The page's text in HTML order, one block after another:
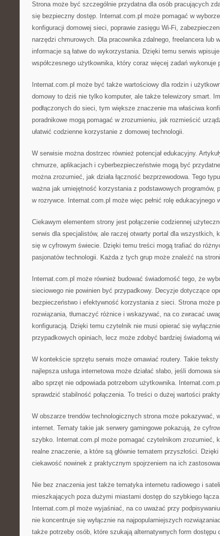
Strona może być szczególnie przydatna dla osób pracujących
się bezpieczny dostęp. Internat.com.pl może pomagać w
konfiguracji domowej sieci, poprawie zasięgu Wi-Fi,
narzędzi chmurowych. Dla pracownika zdalnego, freelancera lub
informacje są łatwe do wykorzystania. Dzięki temu serwis
współczesnego użytkownika, który coraz więcej zadań wykonuje
Internat.com.pl może być także wartościowy dla rodzin i
domowy to dziś nie tylko komputer, ale także telewizory smart.
podłączonych do sieci, tym większe znaczenie ma właściwa
poradnikowe mogą pomagać w zrozumieniu, jak rozmieścić
ułatwić codzienne korzystanie z domowej technologii.
W serwisie można dostrzec również potencjał edukacyjny.
chmurze, aplikacjach i cyberbezpieczeństwie mogą być
można zrozumieć, jak działa łączność bezprzewodowa. Tego
ważna jak umiejętność korzystania z podstawowych programów,
w rozrywce. Internat.com.pl może więc pełnić rolę edukacyjnego
Ciekawym elementem strony jest połączenie codziennej
serwis dla specjalistów, ale raczej otwarty portal dla wszystkich,
się w cyfrowym świecie. Dzięki temu treści mogą trafiać do
pasjonatów technologii. Każda z tych grup może znaleźć na
Internat.com.pl może również budować świadomość tego, że
sieciowego nie powinien być przypadkowy. Decyzje dotyczące
bezpieczeństwo i efektywność korzystania z sieci. Strona może
rozwiązania, tłumaczyć różnice i wskazywać, na co zwracać
konfiguracją. Dzięki temu czytelnik nie musi opierać się
przypadkowych opiniach, lecz może zdobyć bardziej świadomą
W kontekście sprzętu serwis może omawiać routery. Takie
najlepsza usługa internetowa może działać słabo, jeśli domowa
albo sprzęt nie odpowiada potrzebom użytkownika.
sprawdzić stabilność połączenia. To treści o dużej wartości
W obszarze trendów technologicznych strona może pokazywać,
internet. Tematy takie jak serwery gamingowe pokazują, że
szybko. Internat.com.pl może pomagać czytelnikom zrozumieć,
realne znaczenie, a które są głównie tematem przyszłości.
ciekawość nowinek z praktycznym spojrzeniem na ich
Nie bez znaczenia jest także tematyka internetu radiowego i
mieszkających poza dużymi miastami dostęp do szybkiego
Internat.com.pl może wyjaśniać, na co uważać przy
nie koncentruje się wyłącznie na najpopularniejszych
także potrzeby osób, które szukają alternatywnych form dostępu